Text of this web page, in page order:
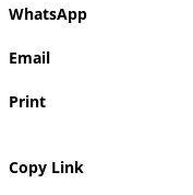
WhatsApp
Email
Print
Copy Link